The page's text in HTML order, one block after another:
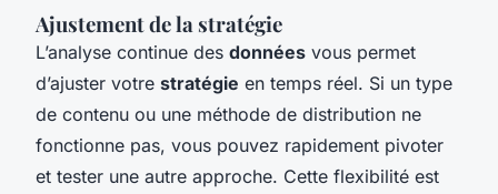
Ajustement de la stratégie
L’analyse continue des données vous permet
d’ajuster votre stratégie en temps réel. Si un type
de contenu ou une méthode de distribution ne
fonctionne pas, vous pouvez rapidement pivoter
et tester une autre approche. Cette flexibilité est